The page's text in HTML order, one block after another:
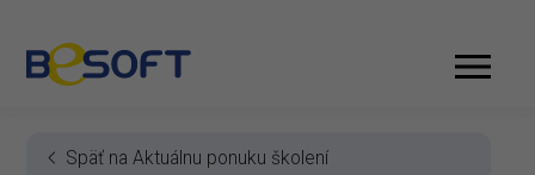
Späť na Aktuálnu ponuku školení